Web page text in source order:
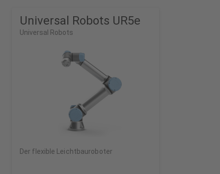
Universal Robots UR5e
Universal Robots
Der flexible Leichtbauroboter